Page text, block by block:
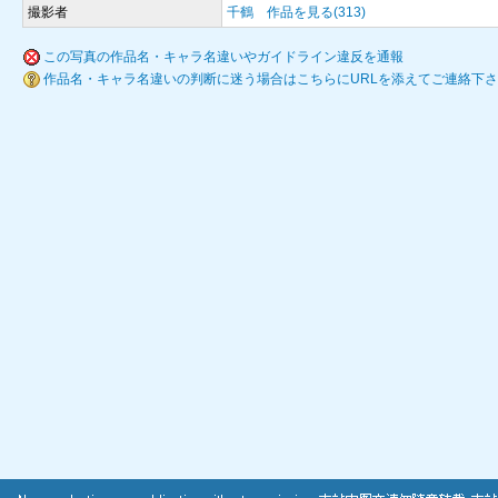
撮影者 千鶴 作品を見る(313)
この写真の作品名・キャラ名違いやガイドライン違反を通報
作品名・キャラ名違いの判断に迷う場合はこちらにURLを添えてご連絡下